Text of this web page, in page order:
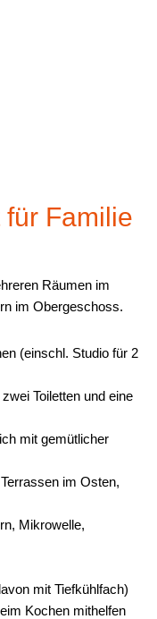
Familie
Räumen im
im Obergeschoss.
(einschl. Studio für 2
Toiletten und eine
mit gemütlicher
im Osten,
Mikrowelle,
mit Tiefkühlfach)
Kochen mithelfen